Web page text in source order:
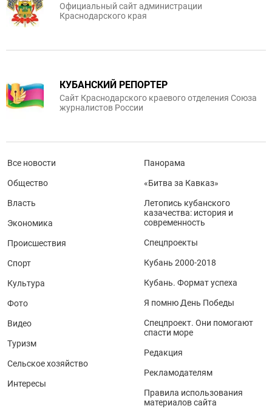
Официальный сайт администрации
Краснодарского края
КУБАНСКИЙ РЕПОРТЕР
Сайт Краснодарского краевого отделения Союза
журналистов России
Все новости
Общество
Власть
Экономика
Происшествия
Спорт
Культура
Фото
Видео
Туризм
Сельское хозяйство
Интересы
Панорама
«Битва за Кавказ»
Летопись кубанского
казачества: история и
современность
Спецпроекты
Кубань 2000-2018
Кубань. Формат успеха
Я помню День Победы
Спецпроект. Они помогают
спасти море
Редакция
Рекламодателям
Правила использования
материалов сайта